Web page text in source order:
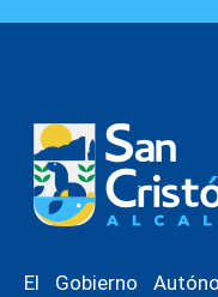
El Gobierno